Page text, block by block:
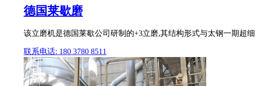
德国莱歇磨
该立磨机是德国莱歇公司研制的+3立磨,其结构形式与太钢一期超
联系电话: 180 3780 8511